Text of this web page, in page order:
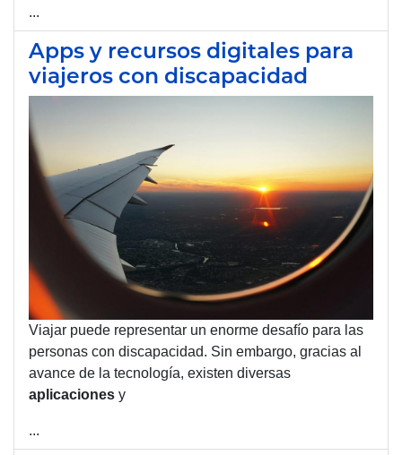
...
Apps y recursos digitales para
viajeros con discapacidad
Viajar puede representar un enorme desafío para las
personas con discapacidad. Sin embargo, gracias al
avance de la tecnología, existen diversas
aplicaciones y
...